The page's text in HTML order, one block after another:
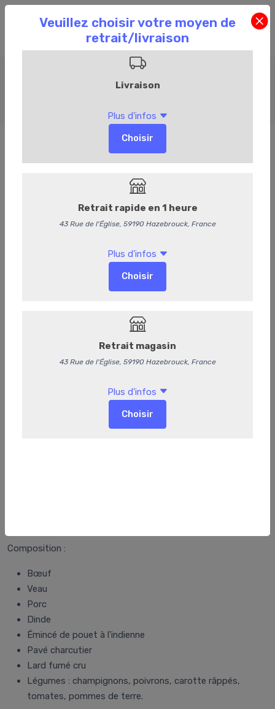
Plateaux & Box
Composition :
Bœuf
Veau
Porc
Dinde
Émincé de pouet à l'indienne
Pavé charcutier
Lard fumé cru
Légumes : champignons, poivrons, carotte râppés,
tomates, pommes de terre.